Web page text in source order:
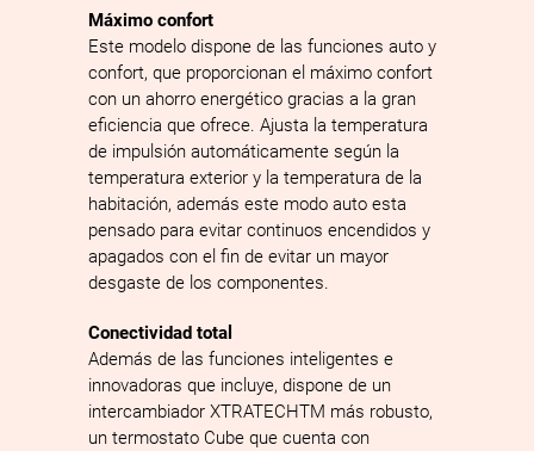
Máximo confort
Este modelo dispone de las funciones auto y
confort, que proporcionan el máximo confort
con un ahorro energético gracias a la gran
eficiencia que ofrece. Ajusta la temperatura
de impulsión automáticamente según la
temperatura exterior y la temperatura de la
habitación, además este modo auto esta
pensado para evitar continuos encendidos y
apagados con el fin de evitar un mayor
desgaste de los componentes.
Conectividad total
Además de las funciones inteligentes e
innovadoras que incluye, dispone de un
intercambiador XTRATECHTM más robusto,
un termostato Cube que cuenta con